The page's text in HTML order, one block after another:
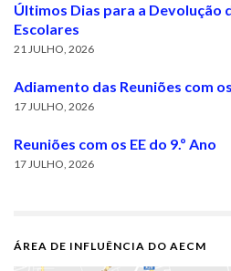
Últimos Dias para a Devolução
Escolares
21 JULHO, 2026
Adiamento das Reuniões com os
17 JULHO, 2026
Reuniões com os EE do 9.º Ano
17 JULHO, 2026
ÁREA DE INFLUÊNCIA DO AECM